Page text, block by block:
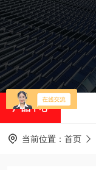
产品中心
当前位置： 首页